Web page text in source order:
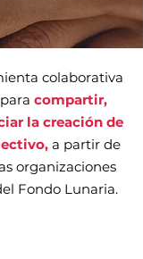
colaborativa
compartir,
la creación de
a partir de
organizaciones
Fondo Lunaria.